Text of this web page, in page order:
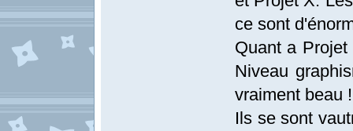
ce sont
Quant a
Niveau
vraiment beau
Ils se sont